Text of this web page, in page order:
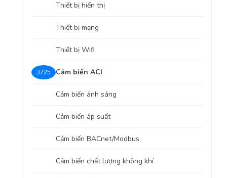
Tư vấn thiết kế, thi công tủ điều khiển
Thi công – Lắp đặt hệ thống HVAC
Thiết bị hiển thị
Thiết bị mạng
Thiết bị Wifi
3725 Cảm biến ACI
Cảm biến ánh sáng
Cảm biến áp suất
Cảm biến BACnet/Modbus
Cảm biến chất lượng không khí